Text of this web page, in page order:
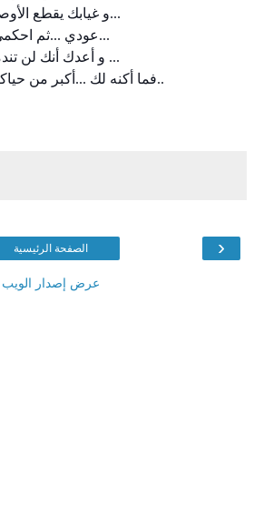
و غيابك يقطع...
عودي ...ثم...
و أعدك أنك لن ...
فما أكنه لك ...أكبر من..
‹ الصفحة الرئيسية
عرض إصدار الويب